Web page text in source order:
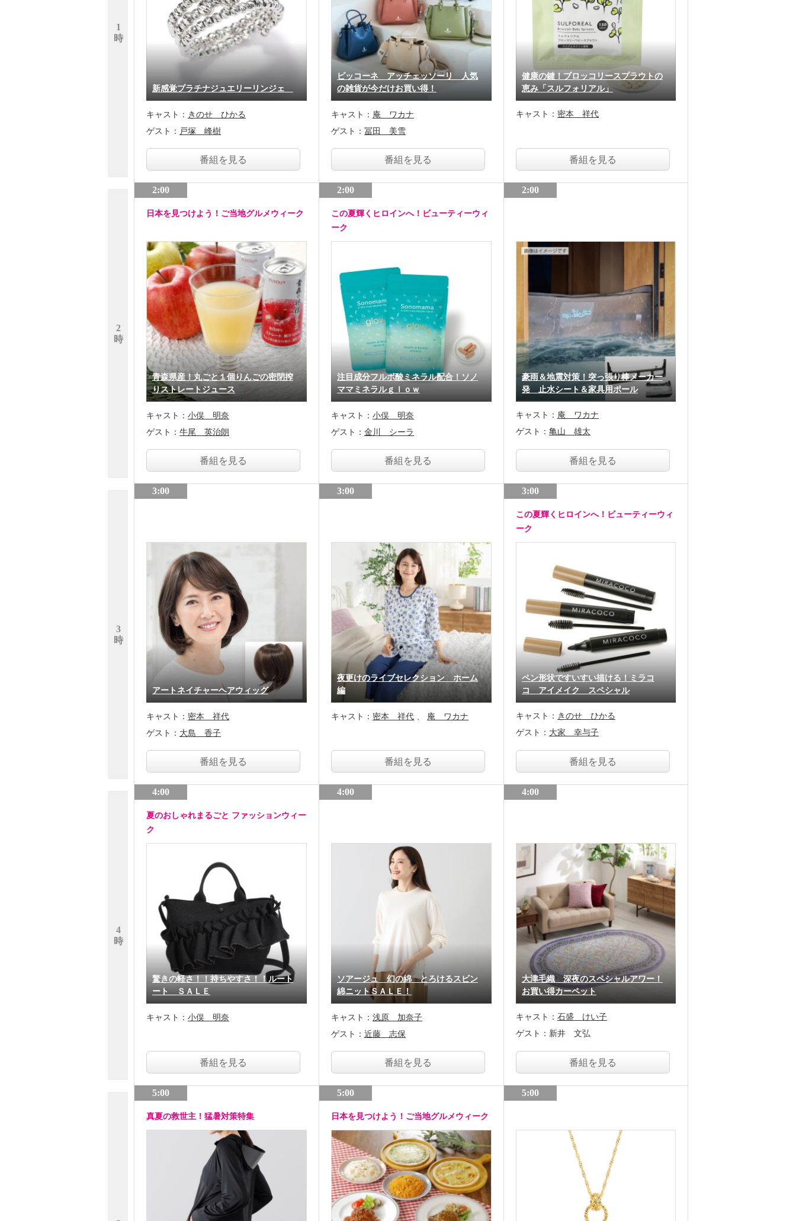
1
時
2
時
3
時
4
時
新感覚プラチナジュエリーリンジェ
キャスト： きのせ ひかる
ゲスト： 戸塚 峰樹
番組を見る
2:00
日本を見つけよう！ご当地グルメウィーク
青森県産！丸ごと１個りんごの密閉搾
りストレートジュース
キャスト： 小俣 明奈
ゲスト： 牛尾 英治朗
番組を見る
3:00
アートネイチャーヘアウィッグ
キャスト： 密本 祥代
ゲスト： 大島 香子
番組を見る
4:00
夏のおしゃれまるごと ファッションウィー
ク
驚きの軽さ！！持ちやすさ！！ルート
ート ＳＡＬＥ
キャスト： 小俣 明奈
番組を見る
5:00
真夏の救世主！猛暑対策特集
ピッコーネ アッチェッソーリ 人気
の雑貨が今だけお買い得！
キャスト： 庵 ワカナ
ゲスト： 冨田 美雪
番組を見る
2:00
この夏輝くヒロインへ！ビューティーウィ
ーク
注目成分フルボ酸ミネラル配合！ソノ
ママミネラルｇｌｏｗ
キャスト： 小俣 明奈
ゲスト： 金川 シーラ
番組を見る
3:00
夜更けのライブセレクション ホーム
編
キャスト： 密本 祥代 庵 ワカナ
番組を見る
4:00
ソアージュ 幻の綿 とろけるスビン
綿ニットＳＡＬＥ！
キャスト： 浅原 加奈子
ゲスト： 近藤 志保
番組を見る
5:00
日本を見つけよう！ご当地グルメウィーク
健康の鍵！ブロッコリースプラウトの
恵み「スルフォリアル」
キャスト： 密本 祥代
番組を見る
2:00
豪雨＆地震対策！突っ張り棒メーカー
発 止水シート＆家具用ポール
キャスト： 庵 ワカナ
ゲスト： 亀山 雄太
番組を見る
3:00
この夏輝くヒロインへ！ビューティーウィ
ーク
ペン形状ですいすい描ける！ミラコ
コ アイメイク スペシャル
キャスト： きのせ ひかる
ゲスト： 大家 幸与子
番組を見る
4:00
大津毛織 深夜のスペシャルアワー！
お買い得カーペット
キャスト： 石盛 けい子
ゲスト： 新井 文弘
番組を見る
5:00